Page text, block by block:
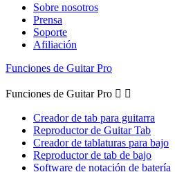
Sobre nosotros
Prensa
Soporte
Afiliación
Funciones de Guitar Pro
Funciones de Guitar Pro  
Creador de tab para guitarra
Reproductor de Guitar Tab
Creador de tablaturas para bajo
Reproductor de tab de bajo
Software de notación de batería